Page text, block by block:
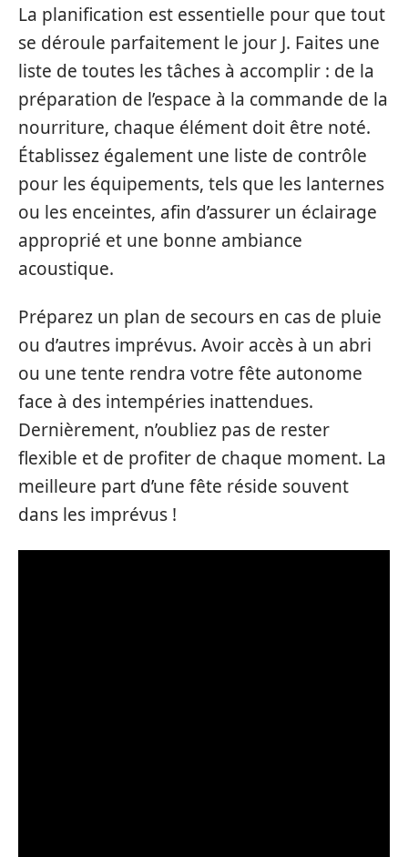
La planification est essentielle pour que tout
se déroule parfaitement le jour J. Faites une
liste de toutes les tâches à accomplir : de la
préparation de l’espace à la commande de la
nourriture, chaque élément doit être noté.
Établissez également une liste de contrôle
pour les équipements, tels que les lanternes
ou les enceintes, afin d’assurer un éclairage
approprié et une bonne ambiance
acoustique.
Préparez un plan de secours en cas de pluie
ou d’autres imprévus. Avoir accès à un abri
ou une tente rendra votre fête autonome
face à des intempéries inattendues.
Dernièrement, n’oubliez pas de rester
flexible et de profiter de chaque moment. La
meilleure part d’une fête réside souvent
dans les imprévus !